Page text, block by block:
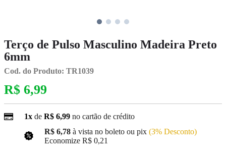
Terço de Pulso Masculino Madeira Preto
6mm
Cod. do Produto: TR1039
R$ 6,99
1x de R$ 6,99 no cartão de crédito
R$ 6,78 à vista no boleto ou pix (3% Desconto)
Economize R$ 0,21